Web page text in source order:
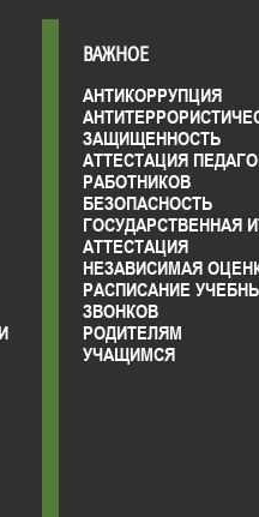
ВАЖНОЕ
АНТИКОРРУПЦИЯ
ЗАЩИЩЕННОСТЬ
АТТЕСТАЦИЯ
РАБОТНИКОВ
БЕЗОПАСНОСТЬ
ГОСУДАРСТВЕННАЯ
АТТЕСТАЦИЯ
НЕЗАВИСИМАЯ
РАСПИСАНИЕ
ЗВОНКОВ
РОДИТЕЛЯМ
УЧАЩИМСЯ